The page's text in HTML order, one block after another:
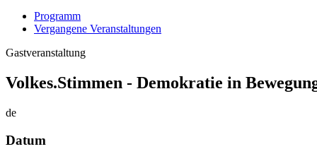
Programm
Vergangene Veranstaltungen
Gastveranstaltung
Volkes.Stimmen - Demokratie in
de
Datum